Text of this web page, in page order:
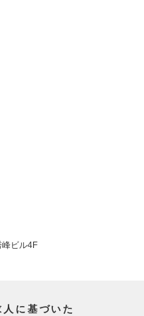
ビル4F
に基づいた